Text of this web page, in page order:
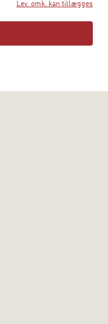
Lev. omk. kan tillægges